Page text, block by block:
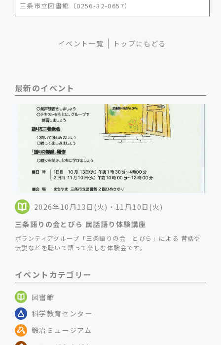
三条市立図書館（0256-32-0657）
イベント一覧 トップにもどる
最新のイベント
2026年10月13日(火)・11月10日(火)
三条語りの会とびら 民話語り体験講座
ボランティアグループ「三条語りの会 とびら」による 昔話や
伝説などを聴いて語って楽しむ体験会です。
イベントカテゴリー
図書館
科学教育センター
鍛冶ミュージアム